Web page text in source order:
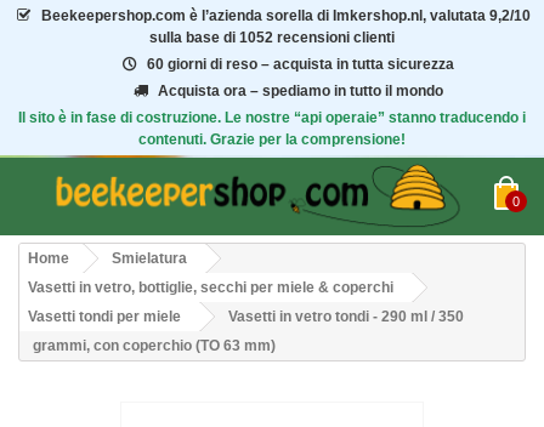
Beekeepershop.com è l’azienda sorella di Imkershop.nl, valutata 9,2/10
sulla base di 1052 recensioni clienti
60 giorni di reso – acquista in tutta sicurezza
Acquista ora – spediamo in tutto il mondo
Il sito è in fase di costruzione. Le nostre “api operaie” stanno traducendo i
contenuti. Grazie per la comprensione!
0
Home
Smielatura
Vasetti in vetro, bottiglie, secchi per miele & coperchi
Vasetti tondi per miele
Vasetti in vetro tondi - 290 ml / 350
grammi, con coperchio (TO 63 mm)